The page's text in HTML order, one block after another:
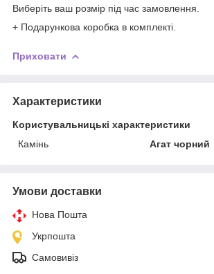
Виберіть ваш розмір під час замовлення.
+ Подарункова коробка в комплекті.
Приховати
Характеристики
Користувальницькі характеристики
Камінь
Агат чорний
Умови доставки
Нова Пошта
Укрпошта
Самовивіз